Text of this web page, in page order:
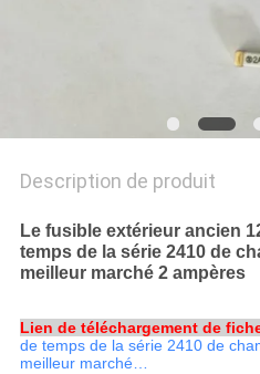
PRIVACY
POLICY
Description de produit
Le fusible extérieur ancien
temps de la série 2410 de
meilleur marché 2 ampères
Lien de téléchargement de
de temps de la série 2410 de
meilleur marché…